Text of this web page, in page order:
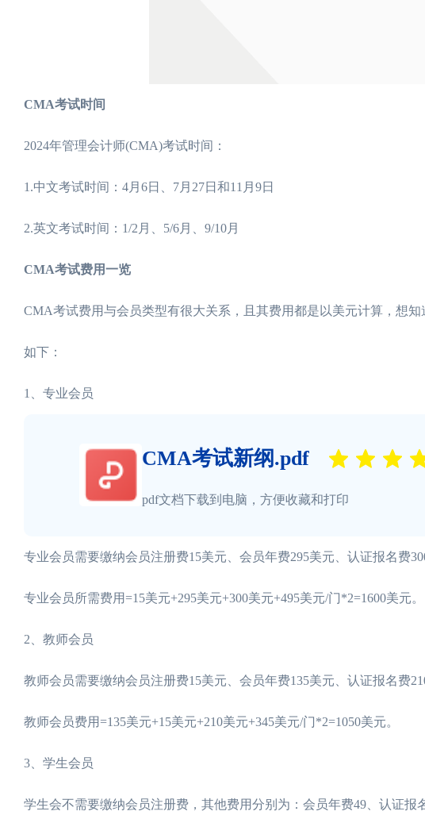
CMA考试时间
2024年管理会计师(CMA)考试时间：
1.中文考试时间：4月6日、7月27日和11月9日
2.英文考试时间：1/2月、5/6月、9/10月
CMA考试费用一览
CMA考试费用与会员类型有很大关系，且其费用都是以美元计算，想
如下：
1、专业会员
CMA考试新纲.pdf
pdf文档下载到电脑，方便收藏和打印
专业会员需要缴纳会员注册费15美元、会员年费295美元、认证报名费
专业会员所需费用=15美元+295美元+300美元+495美元/门*2=1600美元。
2、教师会员
教师会员需要缴纳会员注册费15美元、会员年费135美元、认证报名费
教师会员费用=135美元+15美元+210美元+345美元/门*2=1050美元。
3、学生会员
学生会不需要缴纳会员注册费，其他费用分别为：会员年费49、认证报